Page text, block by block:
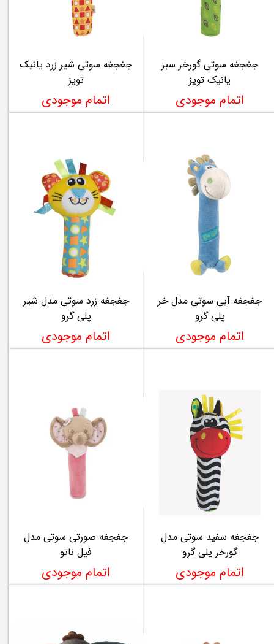
جغجغه سوتی گورخر سبز
یانیک تویز
اتمام موجودی
جغجغه سوتی شیر زرد یانیک
تویز
اتمام موجودی
جغجغه آبی سوتی مدل خر
پلی گرو
اتمام موجودی
جغجغه زرد سوتی مدل شیر
پلی گرو
اتمام موجودی
جغجغه سفید سوتی مدل
گورخر پلی گرو
اتمام موجودی
جغجغه صورتی سوتی مدل
فیل ناتو
اتمام موجودی